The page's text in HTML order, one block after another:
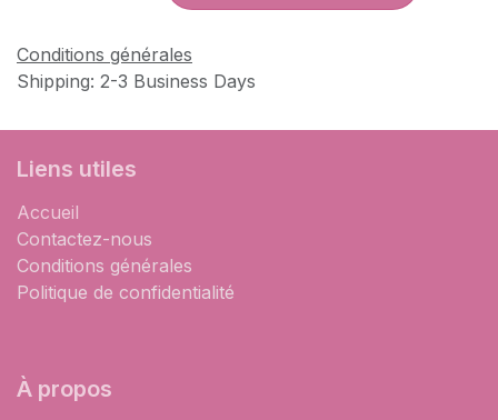
Conditions générales
Shipping: 2-3 Business Days
Liens utiles
Accueil
Contactez-nous
Conditions générales
Politique de confidentialité
À propos